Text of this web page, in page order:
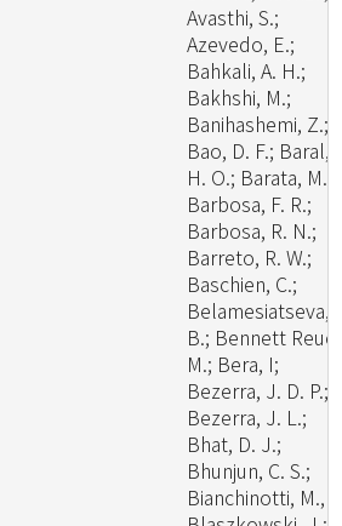
Avasthi, S.;
Azevedo, E.;
Bahkali, A. H.;
Bakhshi, M.;
Banihashemi, Z.;
Bao, D. F.; Baral,
H. O.; Barata, M.;
Barbosa, F. R.;
Barbosa, R. N.;
Barreto, R. W.;
Baschien, C.;
Belamesiatseva,
B.; Bennett
M.; Bera, I;
Bezerra, J. D. P.;
Bezerra, J. L.;
Bhat, D. J.;
Bhunjun, C. S.;
Bianchinotti, M.,